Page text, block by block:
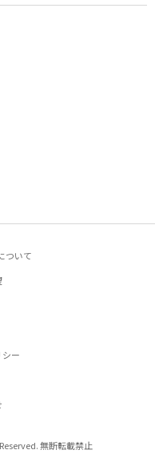
ついて
ー
無断転載禁止